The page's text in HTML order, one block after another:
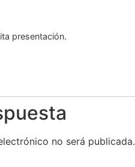
presentación.
no será publicada.